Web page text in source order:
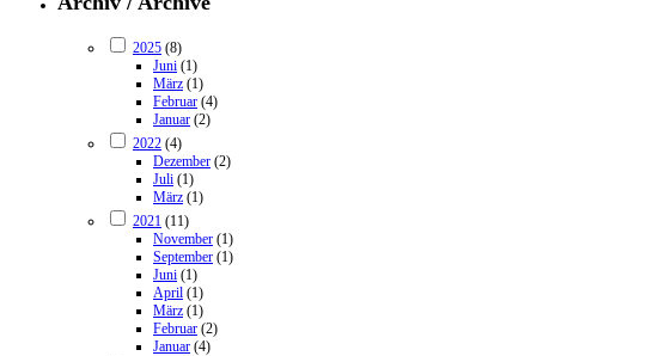
2025 (8)
Juni (1)
März (1)
Februar (4)
Januar (2)
2022 (4)
Dezember (2)
Juli (1)
März (1)
2021 (11)
November (1)
September (1)
Juni (1)
April (1)
März (1)
Februar (2)
Januar (4)